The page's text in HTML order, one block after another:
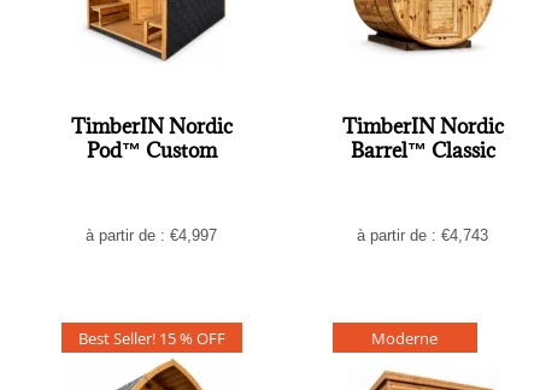
TimberIN Nordic
Pod™ Custom
à partir de : €4,997
TimberIN Nordic
Barrel™ Classic
à partir de : €4,743
Best Seller! 15 % OFF Moderne